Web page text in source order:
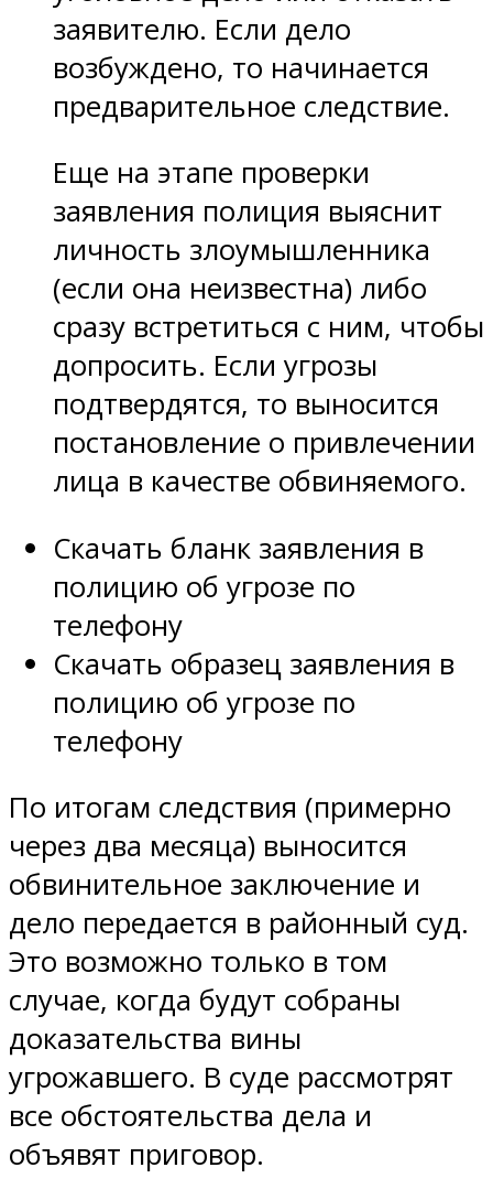
заявителю. Если дело
возбуждено, то начинается
предварительное следствие.
Еще на этапе проверки
заявления полиция выяснит
личность злоумышленника
(если она неизвестна) либо
сразу встретиться с ним, чтобы
допросить. Если угрозы
подтвердятся, то выносится
постановление о привлечении
лица в качестве обвиняемого.
Скачать бланк заявления в
полицию об угрозе по
телефону
Скачать образец заявления в
полицию об угрозе по
телефону
По итогам следствия (примерно
через два месяца) выносится
обвинительное заключение и
дело передается в районный суд.
Это возможно только в том
случае, когда будут собраны
доказательства вины
угрожавшего. В суде рассмотрят
все обстоятельства дела и
объявят приговор.